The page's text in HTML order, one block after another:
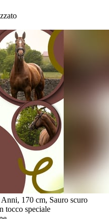
170 cm, Sauro scuro
tocco speciale